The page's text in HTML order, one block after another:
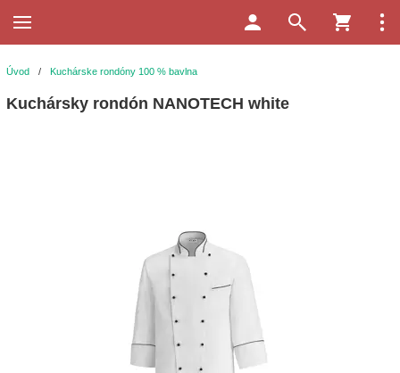
Úvod / Kuchárske rondóny 100 % bavlna
Kuchársky rondón NANOTECH white